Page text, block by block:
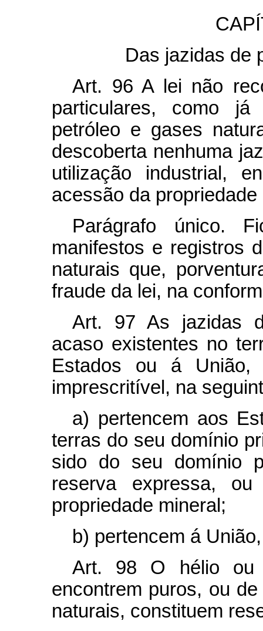
Das jazidas de
Art. 96 A lei não
particulares, como
petróleo e gases
descoberta nenhuma
utilização industrial,
acessão da
Parágrafo único.
manifestos e registros
naturais que,
fraude da lei, na
Art. 97 As jazidas
acaso existentes no
Estados ou á
imprescritível, na
a) pertencem aos
terras do seu domínio
sido do seu domínio
reserva expressa,
propriedade mineral;
b) pertencem á
Art. 98 O hélio ou
encontrem puros, ou
naturais, constituem